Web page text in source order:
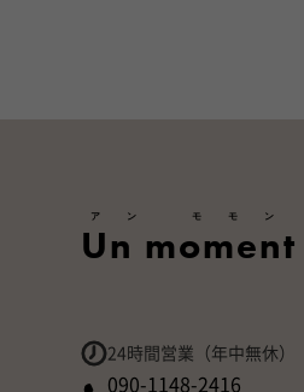
Un
アン モモン
24時間営業（年中無休）
090-1148-2416